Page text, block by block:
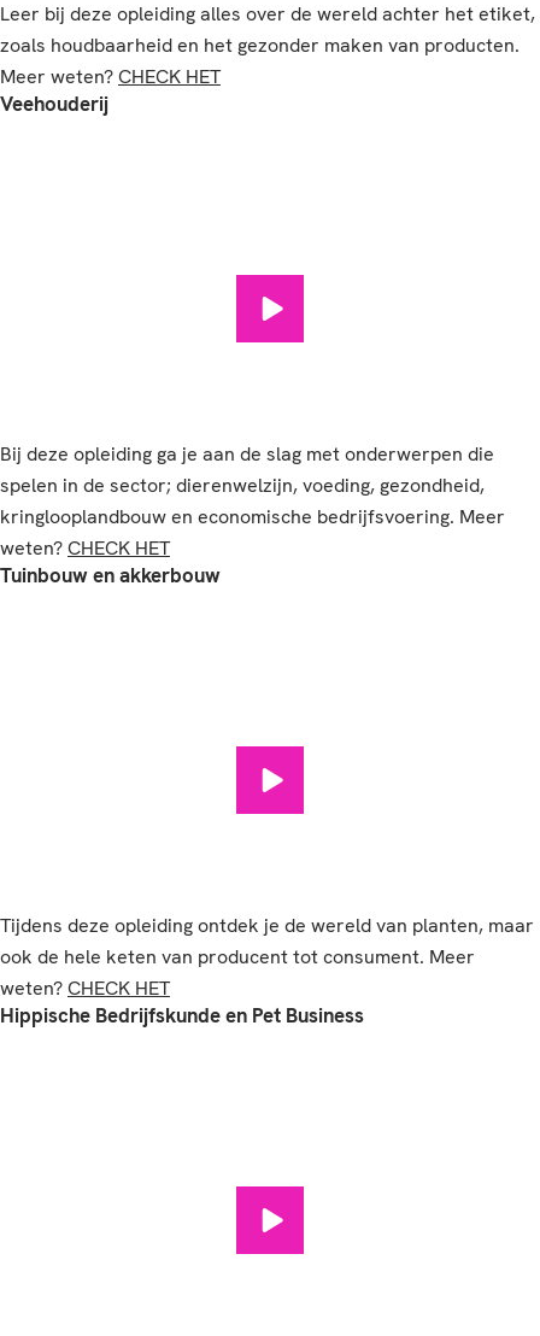
Leer bij deze opleiding alles over de wereld achter het etiket,
zoals houdbaarheid en het gezonder maken van producten.
Meer weten?CHECK HET
Veehouderij
Veehouderij afspelen
Bij deze opleiding ga je aan de slag met onderwerpen die
spelen in de sector; dierenwelzijn, voeding, gezondheid,
kringlooplandbouw en economische bedrijfsvoering. Meer
weten?CHECK HET
Tuinbouw en akkerbouw
Tuinbouw en akkerbouw
Tijdens deze opleiding ontdek je de wereld van planten, maar
ook de hele keten van producent tot consument. Meer
weten?CHECK HET
Hippische Bedrijfskunde en Pet Business
Hippische Bedrijfskunde en